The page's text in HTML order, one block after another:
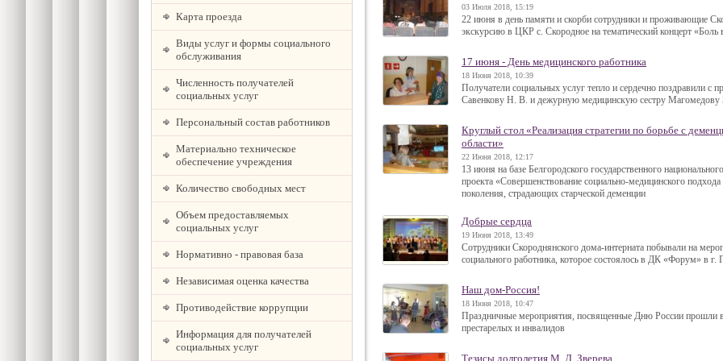
Карта проезда
Виды услуг и формы социального
обслуживания
Численность получателей
социальных услуг
Персональный состав работников
Материально техническое
обеспечение учреждения
Количество свободных мест
Объем предоставляемых
социальных услуг
Нормативно - правовая база
Независимая оценка качества
Противодействие коррупции
Информация для получателей
социальных услуг
03 Июля 2018, 15:19
22 июня в день памяти и скорби сотрудники и проживающие
экскурсию в ЦКР с. Скородное на тематический концерт
17 июня - День медицинского работника
18 Июня 2018, 10:39
Получатели социальных услуг тепло и сердечно поздравили с
Савенкову Н. В. и дежурную медицинскую сестру Магомедову
Круглый стол «Реализация стратегии по борьбе с
области»
22 Июня 2018, 12:17
13 июня на базе Белгородского государственного
проекта «Совершенствование социально-медицинского
поколения, страдающих старческой деменции
Добрые сердца
19 Июня 2018, 13:49
Сотрудники Скороднянского дома-интерната побывали на
социального работника, которое состоялось в ДК «Форум» в г.
Наш дом-Россия!
18 Июня 2018, 10:47
Праздничные мероприятия, посвященные Дню России прошли
престарелых и инвалидов
Тезисы долголетия М. Д. Зверева